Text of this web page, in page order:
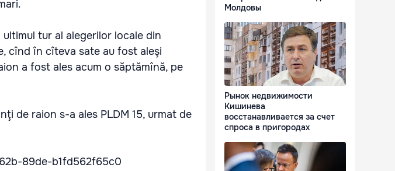
tur al alegerilor locale din
cînd în cîteva sate au fost aleşi
a fost ales acum o săptămînă, pe
de raion s-a ales PLDM 15, urmat de
89de-b1fd562f65c0
Молдовы
Рынок недвижимости
Кишинева
восстанавливается за счет
спроса в пригородах